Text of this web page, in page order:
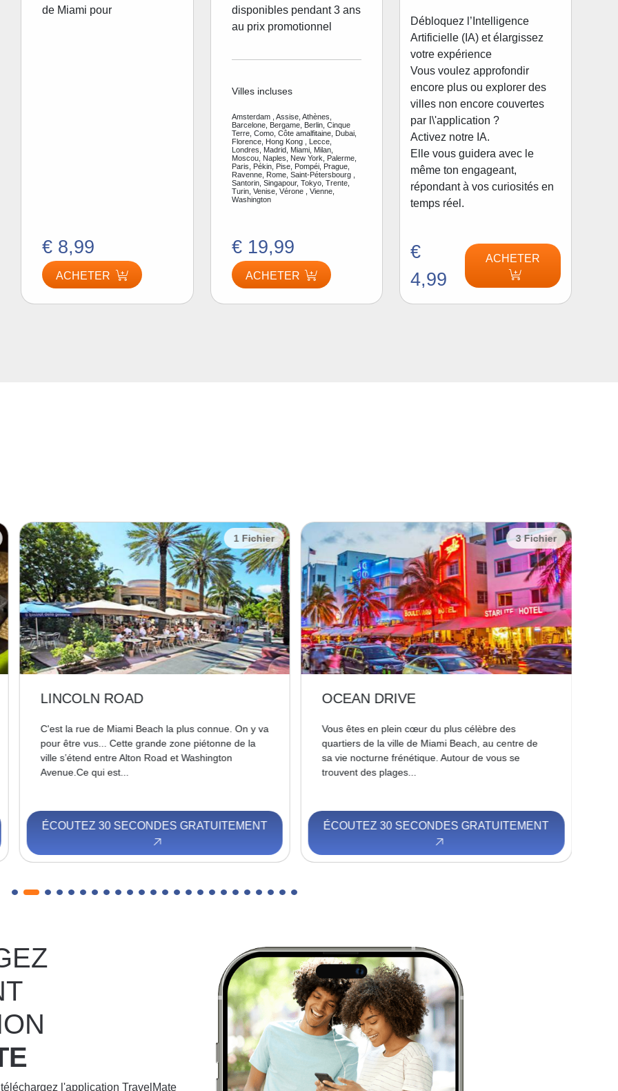
de Miami pour
€ 8,99
ACHETER
disponibles pendant 3 ans
au prix promotionnel
Villes incluses
Amsterdam , Assise, Athènes,
Barcelone, Bergame, Berlin, Cinque
Terre, Como, Côte amalfitaine, Dubai,
Florence, Hong Kong , Lecce,
Londres, Madrid, Miami, Milan,
Moscou, Naples, New York, Palerme,
Paris, Pékin, Pise, Pompéi, Prague,
Ravenne, Rome, Saint-Pétersbourg ,
Santorin, Singapour, Tokyo, Trente,
Turin, Venise, Vérone , Vienne,
Washington
€ 19,99
ACHETER
Débloquez l’Intelligence
Artificielle (IA) et élargissez
votre expérience
Vous voulez approfondir
encore plus ou explorer des
villes non encore couvertes
par l\'application ?
Activez notre IA.
Elle vous guidera avec le
même ton engageant,
répondant à vos curiosités en
temps réel.
€
4,99
ACHETER
1 Fichier
LINCOLN ROAD
C'est la rue de Miami Beach la plus connue. On y va
pour être vus... Cette grande zone piétonne de la
ville s’étend entre Alton Road et Washington
Avenue.Ce qui est...
ÉCOUTEZ 30 SECONDES GRATUITEMENT
3 Fichier
OCEAN DRIVE
Vous êtes en plein cœur du plus célèbre des
quartiers de la ville de Miami Beach, au centre de
sa vie nocturne frénétique. Autour de vous se
trouvent des plages...
ÉCOUTEZ 30 SECONDES GRATUITEMENT
l'application TravelMate